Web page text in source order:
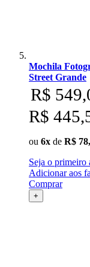
Mochila
Street Grande
R$
R$
ou 6x de R$
Seja o primeiro
Adicionar aos
Comprar
+